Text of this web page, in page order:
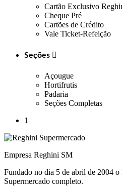
Cartão Exclusivo
Cheque Pré
Cartões de Crédito
Vale Ticket-Refeição
Seções 
Açougue
Hortifrutis
Padaria
Seções Completas
1
Empresa Reghini SM
Fundado no dia 5 de abril de 2004
Supermercado completo.